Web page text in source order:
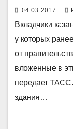
04.03.2017
Вкладчики
у которых
от
вложенные в
передает
здания…